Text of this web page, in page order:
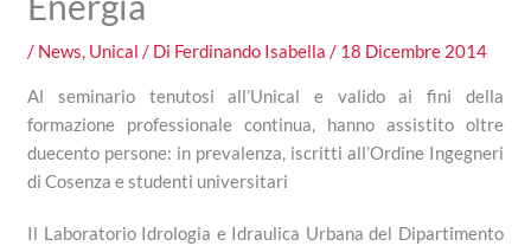
/ News, Unical / Di Ferdinando Isabella/ 18 Dicembre 2014
Al seminario tenutosi all’Unical e valido ai fini della
formazione professionale continua, hanno assistito oltre
duecento persone: in prevalenza, iscritti all’Ordine Ingegneri
di Cosenza e studenti universitari
Il Laboratorio Idrologia e Idraulica Urbana del Dipartimento